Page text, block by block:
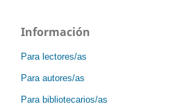
Información
Para lectores/as
Para autores/as
Para bibliotecarios/as